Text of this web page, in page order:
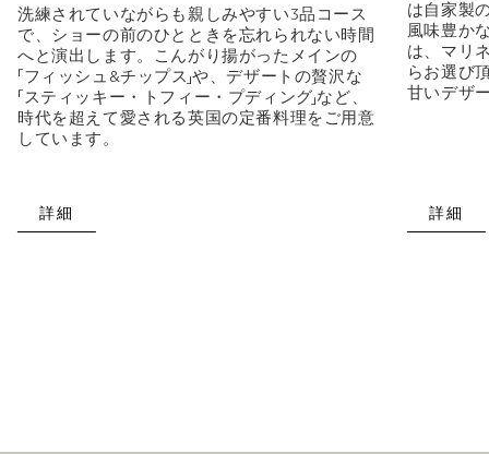
洗練されていながらも親しみやすい3品コース
で、ショーの前のひとときを忘れられない時間
へと演出します。こんがり揚がったメインの
「フィッシュ&チップス」や、デザートの贅沢な
「スティッキー・トフィー・プディング」など、
時代を超えて愛される英国の定番料理をご用意
しています。
詳細
は自家製
風味豊か
は、マリ
らお選び
甘いデザ
詳細